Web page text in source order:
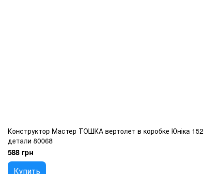
Конструктор Мастер ТОШКА вертолет в коробке Юніка 152
детали 80068
588 грн
Купить